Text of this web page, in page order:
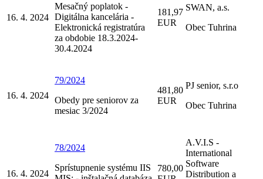
16. 4. 2024
Mesačný poplatok -
Digitálna kancelária -
Elektronická registratúra
za obdobie 18.3.2024-
30.4.2024
181,97
EUR
SWAN, a.s.
Obec Tuhrina
16. 4. 2024
79/2024
Obedy pre seniorov za
mesiac 3/2024
481,80
EUR
PJ senior, s.r.o
Obec Tuhrina
16. 4. 2024
78/2024
Sprístupnenie systému IIS
780,00
A.V.I.S -
International
Software
Distribution a